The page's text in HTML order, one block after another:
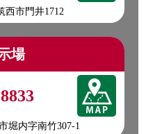
西市門井1712
場
堀内字南竹307-1